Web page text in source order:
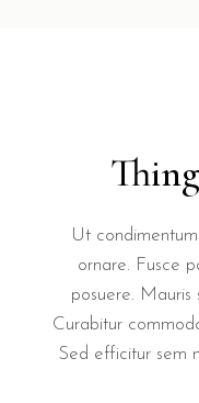
Ut
ornare. Fusce
posuere. Mauris
Curabitur
Sed efficitur sem